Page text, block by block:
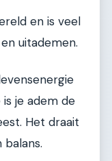
en is veel
uitademen.
je adem de
Het draait